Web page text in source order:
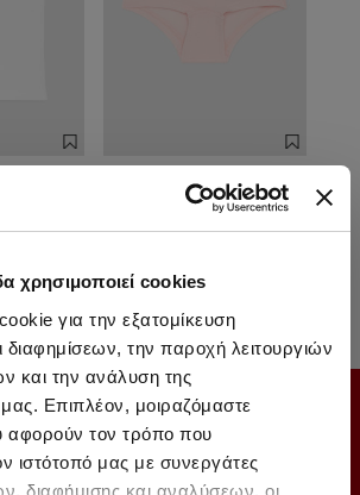
χρησιμοποιεί cookies
για την εξατομίκευση
διαφημίσεων, την παροχή λειτουργιών
και την ανάλυση της
Επιπλέον, μοιραζόμαστε
αφορούν τον τρόπο που
ιστότοπό μας με συνεργάτες
διαφήμισης και αναλύσεων, οι
za
Bokserice za devojcice
TO OUR NEWSLETTER